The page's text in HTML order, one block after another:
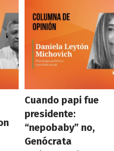
Cuando papi fue
presidente:
“nepobaby” no,
Genócrata